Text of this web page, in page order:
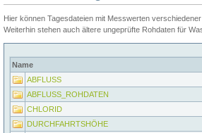
Hier können Tagesdateien mit Messwerten
Weiterhin stehen auch ältere ungeprüfte Rohdaten für
Name
ABFLUSS
ABFLUSS_ROHDATEN
CHLORID
DURCHFAHRTSHÖHE